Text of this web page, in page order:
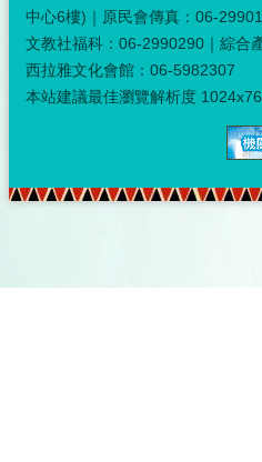
中心6樓)｜原民會傳真：06-
文教社福科：06-2990290｜綜合
西拉雅文化會館：06-5982307
本站建議最佳瀏覽解析度